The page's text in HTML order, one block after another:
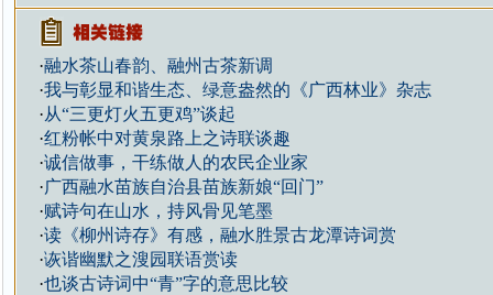
·融水茶山春韵、融州古茶新调
·我与彰显和谐生态、绿意盎然的《广西林业》杂志
·从“三更灯火五更鸡”谈起
·红粉帐中对黄泉路上之诗联谈趣
·诚信做事，干练做人的农民企业家
·广西融水苗族自治县苗族新娘“回门”
·赋诗句在山水，持风骨见笔墨
·读《柳州诗存》有感，融水胜景古龙潭诗词赏
·诙谐幽默之溲园联语赏读
·也谈古诗词中“青”字的意思比较